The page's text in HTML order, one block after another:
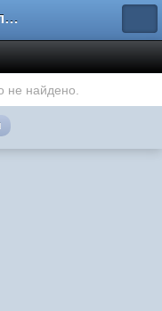
Форум владельцев интернет-магазинов
не найдено.